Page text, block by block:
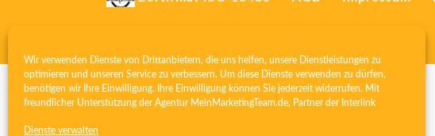
Wir verwenden Dienste von Drittanbietern, die uns helfen, unsere Dienstleistungen zu
optimieren und unseren Service zu verbessern. Um diese Dienste verwenden zu dürfen,
benötigen wir Ihre Einwilligung. Ihre Einwilligung können Sie jederzeit widerrufen. Mit
freundlicher Unterstützung der Agentur MeinMarketingTeam.de, Partner der Interlink
Dienste verwalten